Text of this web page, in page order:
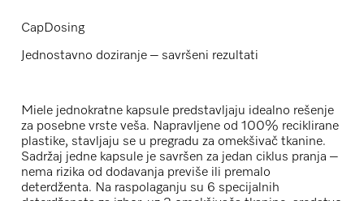
CapDosing
Jednostavno doziranje – savršeni rezultati
Miele jednokratne kapsule predstavljaju idealno rešenje
za posebne vrste veša. Napravljene od 100% reciklirane
plastike, stavljaju se u pregradu za omekšivač tkanine.
Sadržaj jedne kapsule je savršen za jedan ciklus pranja –
nema rizika od dodavanja previše ili premalo
deterdženta. Na raspolaganju su 6 specijalnih